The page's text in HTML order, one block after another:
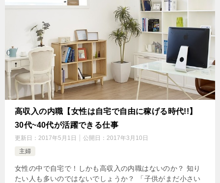
高収入の内職【女性は自宅で自由に稼げる時代!!】
30代~40代が活躍できる仕事
更新日： 2017年5月1日 公開日： 2017年3月10日
主婦
女性の中で自宅で！しかも高収入の内職はないのか？ 知り
たい人も多いのではないでしょうか？ 「子供がまだ小さい